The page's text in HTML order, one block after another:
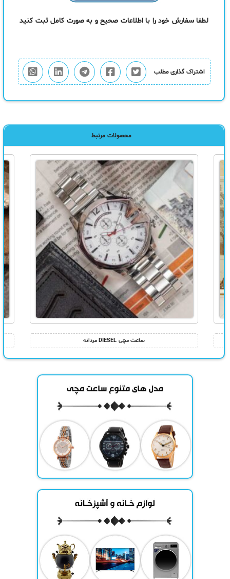
لطفا سفارش خود را با اطلاعات صحیح و به صورت کامل ثبت کنید
اشتراک گذاری مطلب
محصولات مرتبط
ساعت مچی DIESEL مردانه